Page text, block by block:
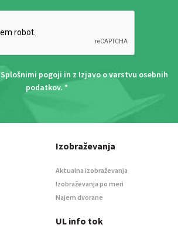
Splošnimi pogoji in z Izjavo o varstvu osebnih
podatkov. *
Izobraževanja
Aktualna izobraževanja
Izobraževanja po meri
Najem dvorane
UL info tok